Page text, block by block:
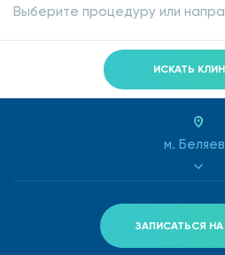
Выберите процедуру или
ИСКАТЬ
м.
ЗАПИСАТЬСЯ